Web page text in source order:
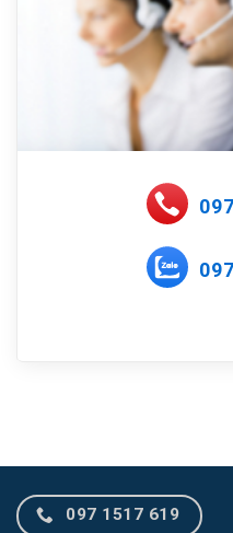
097 1517 619